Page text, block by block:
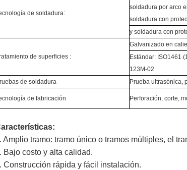
de soldadura:
soldadura por arco
soldadura con
y soldadura con
de superficies :
Galvanizado en
Estándar: ISO1461
123M-02
de soldadura
Prueba ultrasónica,
de fabricación Perforación, corte,
Amplio tramo: tramo único o tramos múltiples, el
Bajo costo y alta calidad.
Construcción rápida y fácil instalación.